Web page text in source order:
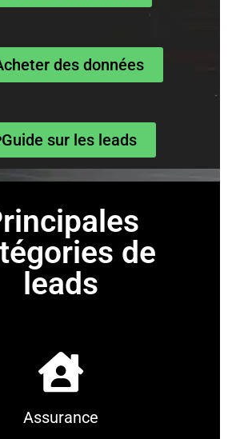
des données
Guide sur les leads
de
leads
Assurance